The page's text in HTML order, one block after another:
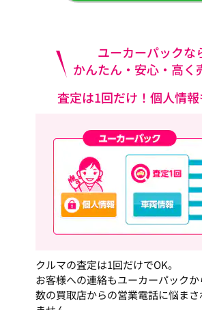
ユーカーパックな
かんたん・安心・高く
査定は1回だけ！個人情報
クルマの査定は1回だけでOK。
お客様への連絡もユーカーパック
数の買取店からの営業電話に悩まさ